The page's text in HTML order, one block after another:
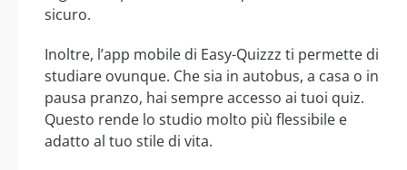
sicuro.
Inoltre, l’app mobile di Easy-Quizzz ti permette di
studiare ovunque. Che sia in autobus, a casa o in
pausa pranzo, hai sempre accesso ai tuoi quiz.
Questo rende lo studio molto più flessibile e
adatto al tuo stile di vita.